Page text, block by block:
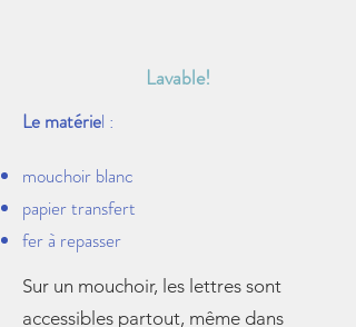
Lavable!
Le matériel :
mouchoir blanc
papier transfert
fer à repasser
Sur un mouchoir, les lettres sont
accessibles partout, même dans